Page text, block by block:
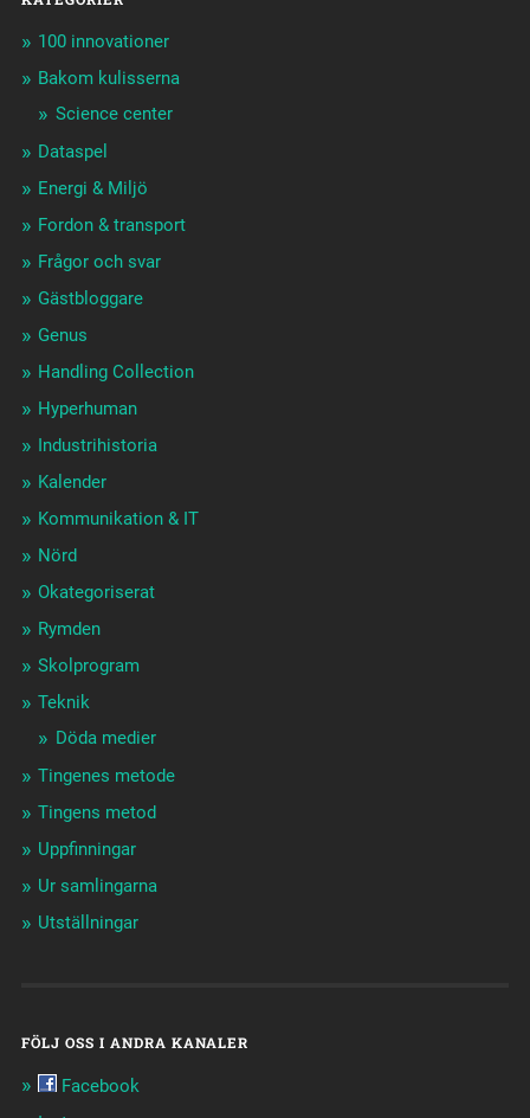
100 innovationer
Bakom kulisserna
Science center
Dataspel
Energi & Miljö
Fordon & transport
Frågor och svar
Gästbloggare
Genus
Handling Collection
Hyperhuman
Industrihistoria
Kalender
Kommunikation & IT
Nörd
Okategoriserat
Rymden
Skolprogram
Teknik
Döda medier
Tingenes metode
Tingens metod
Uppfinningar
Ur samlingarna
Utställningar
FÖLJ OSS I ANDRA KANALER
Facebook